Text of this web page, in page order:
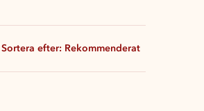
Sortera efter: Rekommenderat